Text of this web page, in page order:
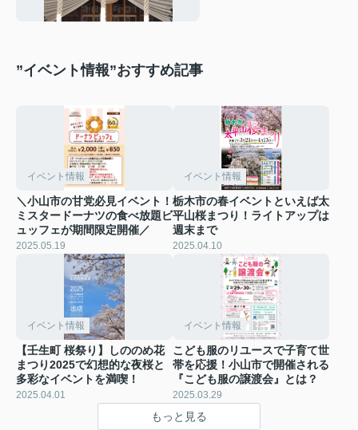
”イベント情報”おすすめ記事
イベント情報
＼小山市の甘党必見イベント！
ミスタードーナツの食べ放題ビ
ュッフェが期間限定開催／
2025.05.19
イベント情報
栃木市の春イベントといえば太
平山桜まつり！ライトアップは
週末まで
2025.04.10
イベント情報
【壬生町 桜祭り】しののめ花
まつり2025で幻想的な夜桜と
多彩なイベントを満喫！
2025.04.01
イベント情報
こども服のリユースで子育て世
帯を応援！小山市で開催される
『こども服の譲渡会』とは？
2025.03.29
もっと見る